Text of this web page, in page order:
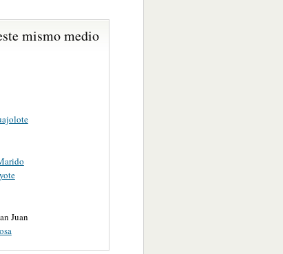
mismo medio
Juan